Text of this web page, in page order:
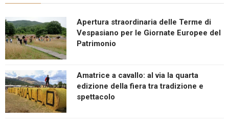
Apertura straordinaria delle Terme di
Vespasiano per le Giornate Europee del
Patrimonio
Amatrice a cavallo: al via la quarta
edizione della fiera tra tradizione e
spettacolo